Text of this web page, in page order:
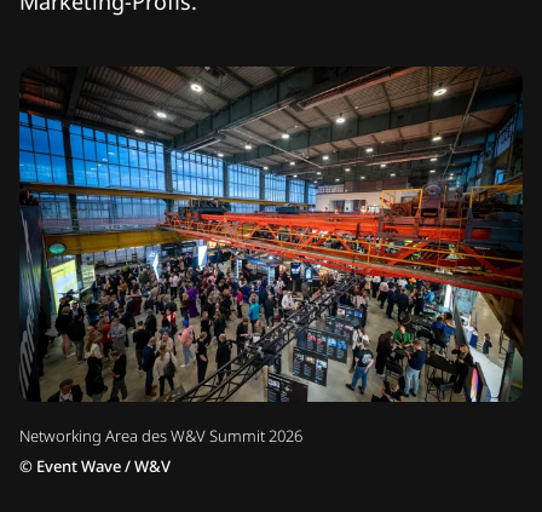
Networking Area des W&V Summit 2026
© Event Wave / W&V